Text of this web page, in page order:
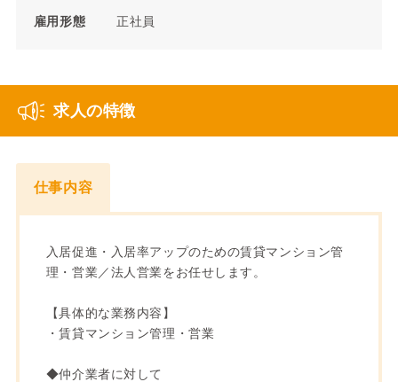
雇用形態 正社員
求人の特徴
仕事内容
入居促進・入居率アップのための賃貸マンション管
理・営業／法人営業をお任せします。
【具体的な業務内容】
・賃貸マンション管理・営業
◆仲介業者に対して